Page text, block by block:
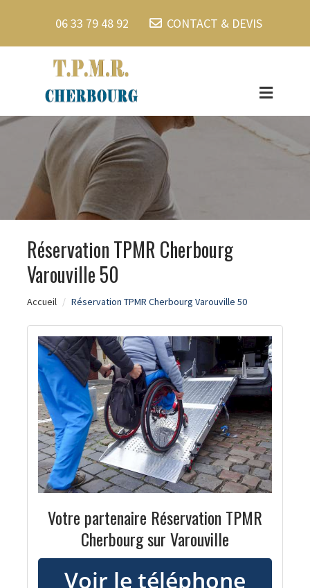
06 33 79 48 92 CONTACT & DEVIS
Réservation TPMR Cherbourg
Varouville 50
Accueil Réservation TPMR Cherbourg Varouville 50
Votre partenaire Réservation TPMR
Cherbourg sur Varouville